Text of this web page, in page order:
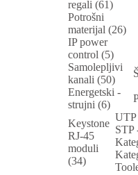
regali (61)
Potrošni
materijal (26)
IP power
control (5)
Samolepljivi
kanali (50)
Energetski -
strujni (6)
Keystone
RJ-45
moduli
(34)
UTP
STP